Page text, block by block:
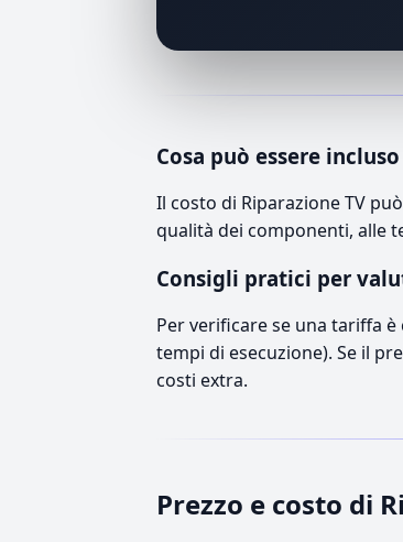
Cosa può essere
Il costo di Riparazione TV
qualità dei componenti, alle
Consigli pratici per
Per verificare se una tariffa
tempi di esecuzione). Se il
costi extra.
Prezzo e costo di